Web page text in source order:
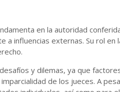
en la autoridad
influencias externas. Su rol
y dilemas, ya que
de los jueces. A